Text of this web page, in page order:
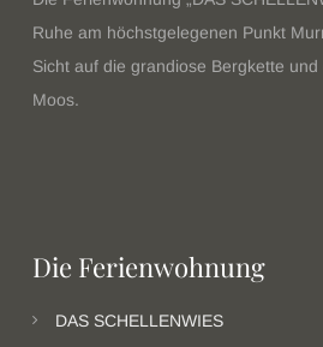
Ruhe am höchstgelegenen Punkt
Sicht auf die grandiose Bergkette
Moos.
Die Ferienwohnung
DAS SCHELLENWIES